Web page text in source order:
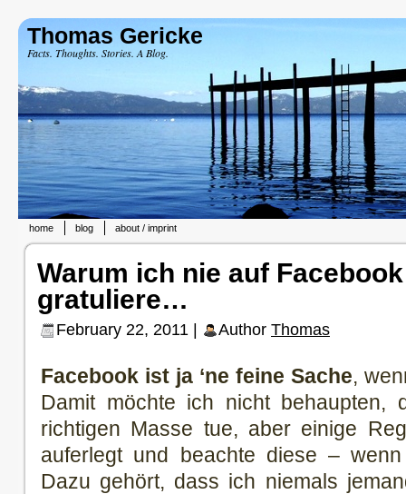
Thomas Gericke
Facts. Thoughts. Stories. A Blog.
home blog about / imprint
Warum ich nie auf
gratuliere…
February 22, 2011 | Author Thomas
Facebook ist ja ‘ne feine Sache,
Damit möchte ich nicht behaupten,
richtigen Masse tue, aber einige
auferlegt und beachte diese –
Dazu gehört, dass ich niemals